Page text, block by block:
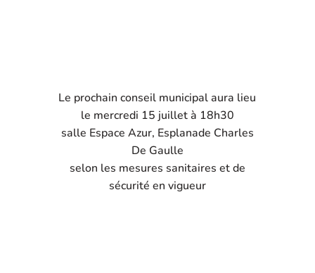
Le prochain conseil municipal aura lieu
le mercredi 15 juillet à 18h30
salle Espace Azur, Esplanade Charles
De Gaulle
selon les mesures sanitaires et de
sécurité en vigueur